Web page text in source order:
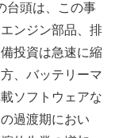
台頭は、この事
ンジン部品、排
投資は急速に縮
、バッテリーマ
ソフトウェアな
過渡期におい